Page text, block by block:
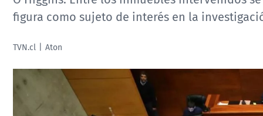
figura como sujeto de interés en la
TVN.cl Aton